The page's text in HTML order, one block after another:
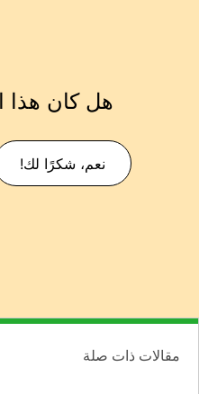
هل كان هذا
نعم، شكرًا لك!
مقالات ذات صلة